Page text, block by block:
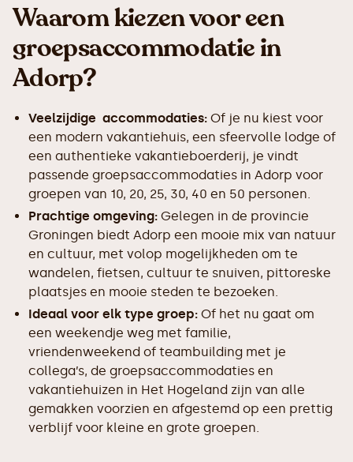
Waarom kiezen voor een
groepsaccommodatie in
Adorp?
Veelzijdige accommodaties: Of je nu kiest voor
een modern vakantiehuis, een sfeervolle lodge of
een authentieke vakantieboerderij, je vindt
passende groepsaccommodaties in Adorp voor
groepen van 10, 20, 25, 30, 40 en 50 personen.
Prachtige omgeving: Gelegen in de provincie
Groningen biedt Adorp een mooie mix van natuur
en cultuur, met volop mogelijkheden om te
wandelen, fietsen, cultuur te snuiven, pittoreske
plaatsjes en mooie steden te bezoeken.
Ideaal voor elk type groep: Of het nu gaat om
een weekendje weg met familie,
vriendenweekend of teambuilding met je
collega’s, de groepsaccommodaties en
vakantiehuizen in Het Hogeland zijn van alle
gemakken voorzien en afgestemd op een prettig
verblijf voor kleine en grote groepen.